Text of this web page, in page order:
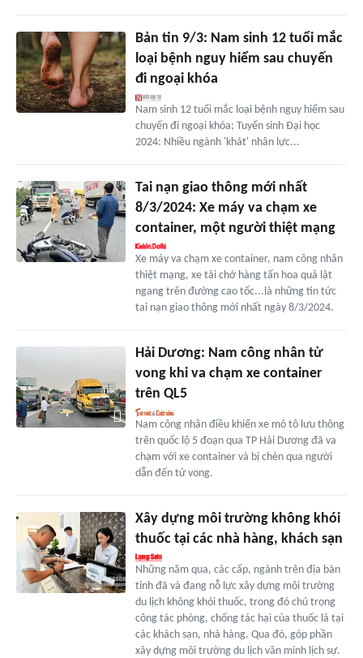
Bản tin 9/3: Nam sinh 12 tuổi mắc
loại bệnh nguy hiểm sau chuyến
đi ngoại khóa
Nam sinh 12 tuổi mắc loại bệnh nguy hiểm sau
chuyến đi ngoại khóa; Tuyển sinh Đại học
2024: Nhiều ngành 'khát' nhân lực...
Tai nạn giao thông mới nhất
8/3/2024: Xe máy va chạm xe
container, một người thiệt mạng
Xe máy va chạm xe container, nam công nhân
thiệt mạng, xe tải chở hàng tấn hoa quả lật
ngang trên đường cao tốc...là những tin tức
tai nạn giao thông mới nhất ngày 8/3/2024.
Hải Dương: Nam công nhân tử
vong khi va chạm xe container
trên QL5
Nam công nhân điều khiển xe mô tô lưu thông
trên quốc lộ 5 đoạn qua TP Hải Dương đã va
chạm với xe container và bị chèn qua người
dẫn đến tử vong.
Xây dựng môi trường không khói
thuốc tại các nhà hàng, khách sạn
Những năm qua, các cấp, ngành trên địa bàn
tỉnh đã và đang nỗ lực xây dựng môi trường
du lịch không khói thuốc, trong đó chú trọng
công tác phòng, chống tác hại của thuốc lá tại
các khách sạn, nhà hàng. Qua đó, góp phần
xây dựng môi trường du lịch văn minh lịch sự.